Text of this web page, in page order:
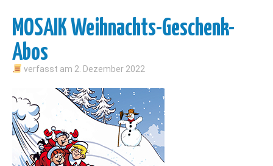
MOSAIK Weihnachts-Geschenk-
Abos
verfasst am 2. Dezember 2022